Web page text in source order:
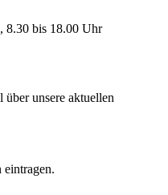
8.30 bis 18.00 Uhr
unsere aktuellen
eintragen.